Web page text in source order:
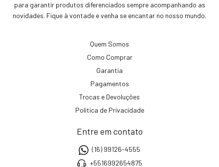
para garantir produtos diferenciados sempre acompanhando as
novidades. Fique à vontade e venha se encantar no nosso mundo.
Quem Somos
Como Comprar
Garantia
Pagamentos
Trocas e Devoluções
Politica de Privacidade
Entre em contato
(16) 99126-4555
+5516992654875